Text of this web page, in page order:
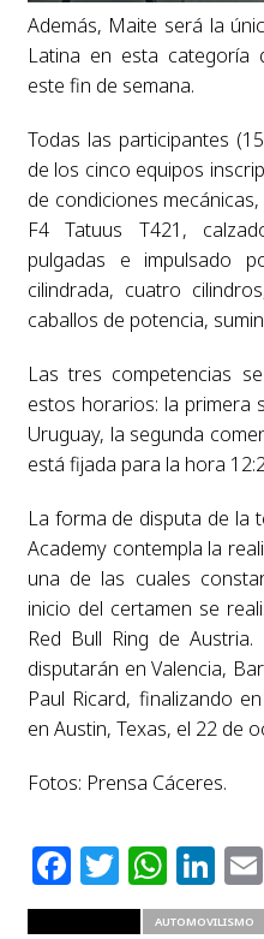
Además, Maite será la
Latina en esta categoría
este fin de semana.
Todas las participantes
de los cinco equipos
de condiciones
F4 Tatuus T421,
pulgadas e impulsado
cilindrada, cuatro
caballos de potencia,
Las tres competencias
estos horarios: la primera
Uruguay, la segunda
está fijada para la hora
La forma de disputa de la
Academy contempla la
una de las cuales
inicio del certamen se
Red Bull Ring de
disputarán en Valencia,
Paul Ricard, finalizando
en Austin, Texas, el 22 de
Fotos: Prensa Cáceres.
Facebook
Twitter
AUTOMOVILISMO